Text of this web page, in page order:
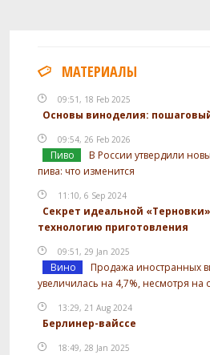
МАТЕРИАЛЫ
09:51, 18 Feb 2025
Основы виноделия:
09:54, 26 Feb 2026
Пиво
В России утвердили
пива: что изменится
11:10, 6 Sep 2024
Секрет идеальной
технологию приготовления
09:51, 29 Jan 2025
Вино
Продажа иностранных
увеличилась на 4,7%, несмотря
13:29, 21 Aug 2024
Берлинер-вайссе
18:49, 28 Jan 2025